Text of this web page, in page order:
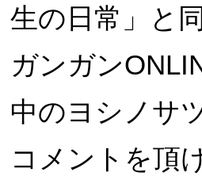
生の日常」と
ガンガン
中のヨシノサ
コメントを頂